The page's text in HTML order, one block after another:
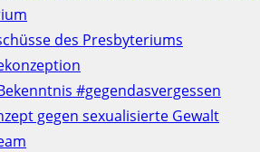
des Presbyteriums
#gegendasvergessen
gegen sexualisierte Gewalt